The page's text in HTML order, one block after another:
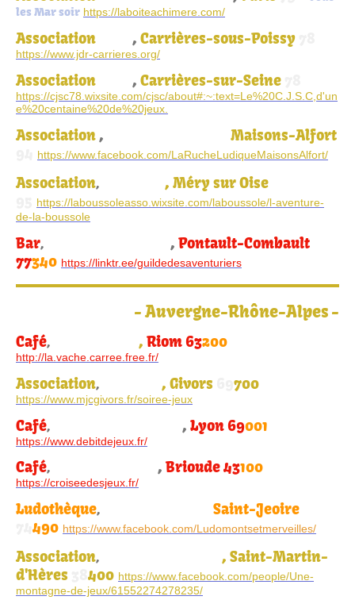
les Mar soir https://laboiteachimere.com/
Association , Carrières-sous-Poissy
https://www.jdr-carrieres.org/
Association , Carrières-sur-Seine
https://cjsc78.wixsite.com/cjsc/about#:~:text=Le%20C.J.S.C,d'un
e%20centaine%20de%20jeux.
Association,
Maisons-Alfort
https://www.facebook.com/LaRucheLudiqueMaisonsAlfort/
Association,
, Méry sur Oise
https://laboussoleasso.wixsite.com/laboussole/l-aventure-
de-la-boussole
Bar, , Pontault-Combault
77340 https://linktr.ee/guildedesaventuriers
- Auvergne-Rhône-Alpes -
Café, , Riom 63200
http://la.vache.carree.free.fr/
Association, , Givors 700
https://www.mjcgivors.fr/soiree-jeux
Café, , Lyon 69001
https://www.debitdejeux.fr/
Café, , Brioude 43100
https://croiseedesjeux.fr/
Ludothèque,
Saint-Jeoire
490 https://www.facebook.com/Ludomontsetmerveilles/
Association,
, Saint-Martin-
d'Hères
400 https://www.facebook.com/people/Une-
montagne-de-jeux/61552274278235/